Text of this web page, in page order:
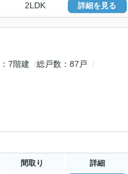
2LDK 詳細を見る
7階建 総戸数
87戸
間取り 詳細